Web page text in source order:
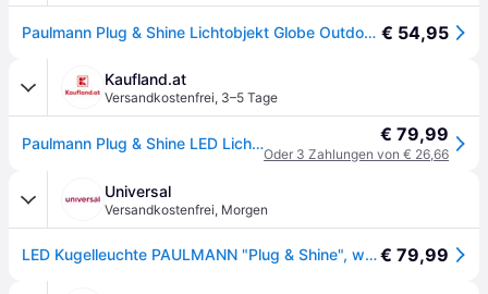
Paulmann Plug & Shine Lichtobjekt Globe Outdoor ZigBee Erdspieß 20 cm RGBW - Weiß € 54,95
Kaufland.at
Versandkostenfrei, 3–5 Tage
Paulmann Plug & Shine LED Lichtobjekt Globe € 79,99
Oder 3 Zahlungen von € 26,66
Universal
Versandkostenfrei, Morgen
LED Kugelleuchte PAULMANN "Plug & Shine", weiß, Ø:20cm, Leuchten, LED Kugelleuchte, LED-Modul, IP67 RGBW 24V ZigBee€ 79,99